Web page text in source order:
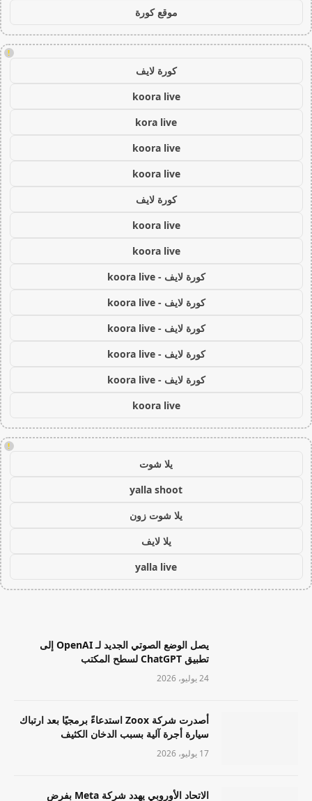
موقع كورة
!
كورة لايف
koora live
kora live
koora live
koora live
كورة لايف
koora live
koora live
كورة لايف - koora live
كورة لايف - koora live
كورة لايف - koora live
كورة لايف - koora live
كورة لايف - koora live
koora live
!
يلا شوت
yalla shoot
يلا شوت زون
يلا لايف
yalla live
يصل الوضع الصوتي الجديد لـ OpenAI إلى
تطبيق ChatGPT لسطح المكتب
24 يوليو، 2026
أصدرت شركة Zoox استدعاءً برمجيًا بعد ارتباك
سيارة أجرة آلية بسبب الدخان الكثيف
17 يوليو، 2026
الاتحاد الأوروبي يهدد شركة Meta بفرض